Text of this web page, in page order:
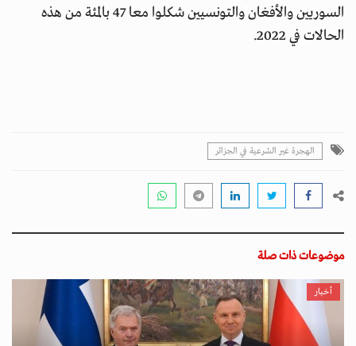
السوريين والأفغان والتونسيين شكلوا معا 47 بالمئة من هذه
الحالات في 2022.
الهجرة غير الشرعية في الجزائر
موضوعات ذات صلة
أخبار